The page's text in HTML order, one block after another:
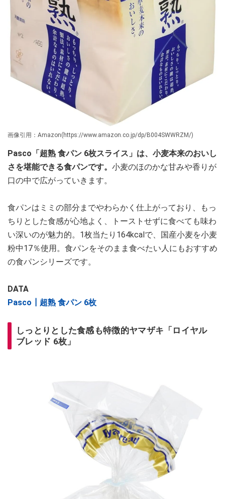
画像引用：Amazon(https://www.amazon.co.jp/dp/B004SWWRZM/)
Pasco「超熟 食パン 6枚スライス」は、小麦本来のおいし
さを堪能できる食パンです。 小麦のほのかな甘みや香りが
口の中で広がっていきます。
食パンはミミの部分までやわらかく仕上がっており、もっ
ちりとした食感が心地よく、トーストせずに食べても味わ
い深いのが魅力的。1枚当たり164kcalで、国産小麦を小麦
粉中17％使用。食パンをそのまま食べたい人にもおすすめ
の食パンシリーズです。
DATA
Pasco┃超熟 食パン 6枚
しっとりとした食感も特徴的ヤマザキ「ロイヤル
ブレッド 6枚」